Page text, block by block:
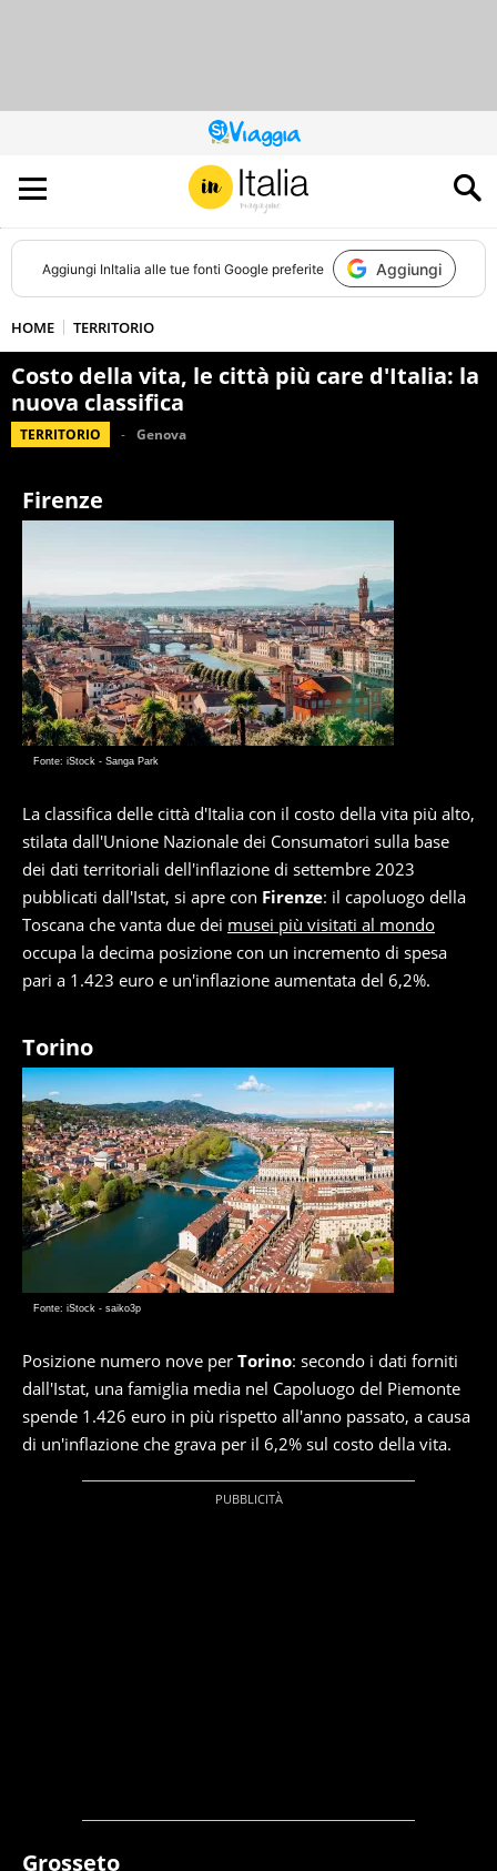
QUESTO
SITO
CONTRIBUISCE
ALL’AUDIENCE
DI
Aggiungi InItalia alle tue fonti Google preferite Aggiungi
HOME TERRITORIO
Costo della vita, le città più care d'Italia: la
nuova classifica
TERRITORIO Genova
Firenze
Fonte: iStock - Sanga Park
La classifica delle città d'Italia con il costo della vita più alto,
stilata dall'Unione Nazionale dei Consumatori sulla base
dei dati territoriali dell'inflazione di settembre 2023
pubblicati dall'Istat, si apre con Firenze: il capoluogo della
Toscana che vanta due dei musei più visitati al mondo
occupa la decima posizione con un incremento di spesa
pari a 1.423 euro e un'inflazione aumentata del 6,2%.
Torino
Fonte: iStock - saiko3p
Posizione numero nove per Torino: secondo i dati forniti
dall'Istat, una famiglia media nel Capoluogo del Piemonte
spende 1.426 euro in più rispetto all'anno passato, a causa
di un'inflazione che grava per il 6,2% sul costo della vita.
Grosseto